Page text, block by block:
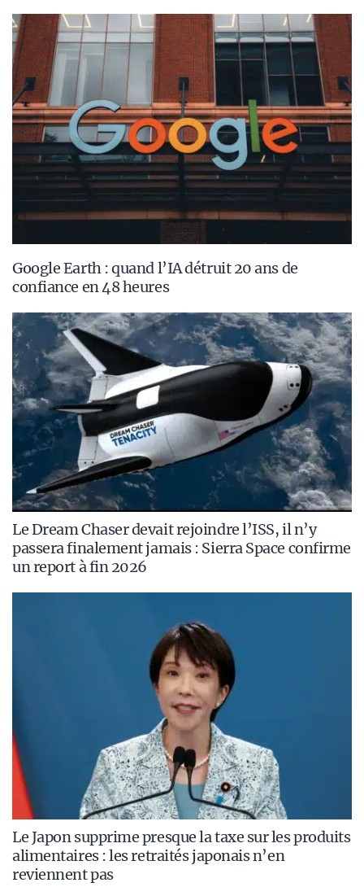
Google Earth : quand l’IA détruit 20 ans de
confiance en 48 heures
Le Dream Chaser devait rejoindre l’ISS, il n’y
passera finalement jamais : Sierra Space confirme
un report à fin 2026
Le Japon supprime presque la taxe sur les produits
alimentaires : les retraités japonais n’en
reviennent pas